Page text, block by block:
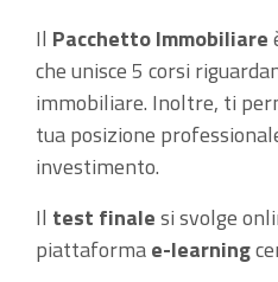
Il Pacchetto Immobiliare
che unisce 5 corsi
immobiliare. Inoltre, ti
tua posizione
investimento.
Il test finalesi svolge
piattaformae-learning